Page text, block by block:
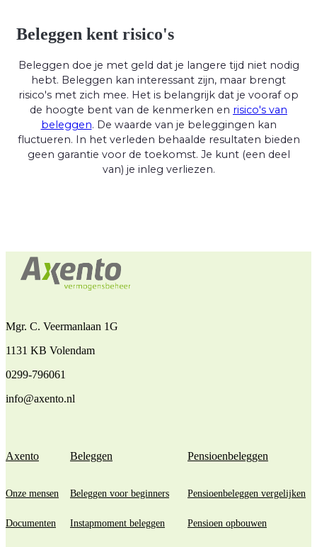
Beleggen kent risico's
Beleggen doe je met geld dat je langere tijd niet nodig
hebt. Beleggen kan interessant zijn, maar brengt
risico's met zich mee. Het is belangrijk dat je vooraf op
de hoogte bent van de kenmerken en risico's van
beleggen. De waarde van je beleggingen kan
fluctueren. In het verleden behaalde resultaten bieden
geen garantie voor de toekomst. Je kunt (een deel
van) je inleg verliezen.
Mgr. C. Veermanlaan 1G
1131 KB Volendam
0299-796061
info@axento.nl
Axento
Onze mensen
Documenten
Beleggen
Beleggen voor beginners
Instapmoment beleggen
Pensioenbeleggen
Pensioenbeleggen vergelijken
Pensioen opbouwen